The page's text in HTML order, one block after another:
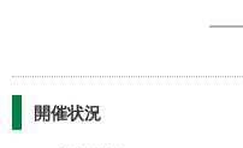
開催状況